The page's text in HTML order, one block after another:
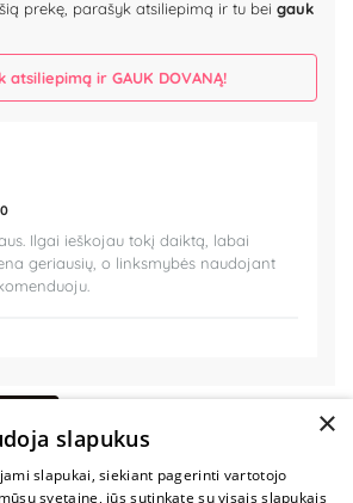
prekę, parašyk atsiliepimą ir tu bei gauk
atsiliepimą ir GAUK DOVANĄ!
Ilgai ieškojau tokį daiktą, labai
geriausių, o linksmybės naudojant
LIETUVOS
ELEKTRONINĖ
PARDUOTUVĖ
×
slapukus
slapukai, siekiant pagerinti vartotojo
svetaine, jūs sutinkate su visais slapukais